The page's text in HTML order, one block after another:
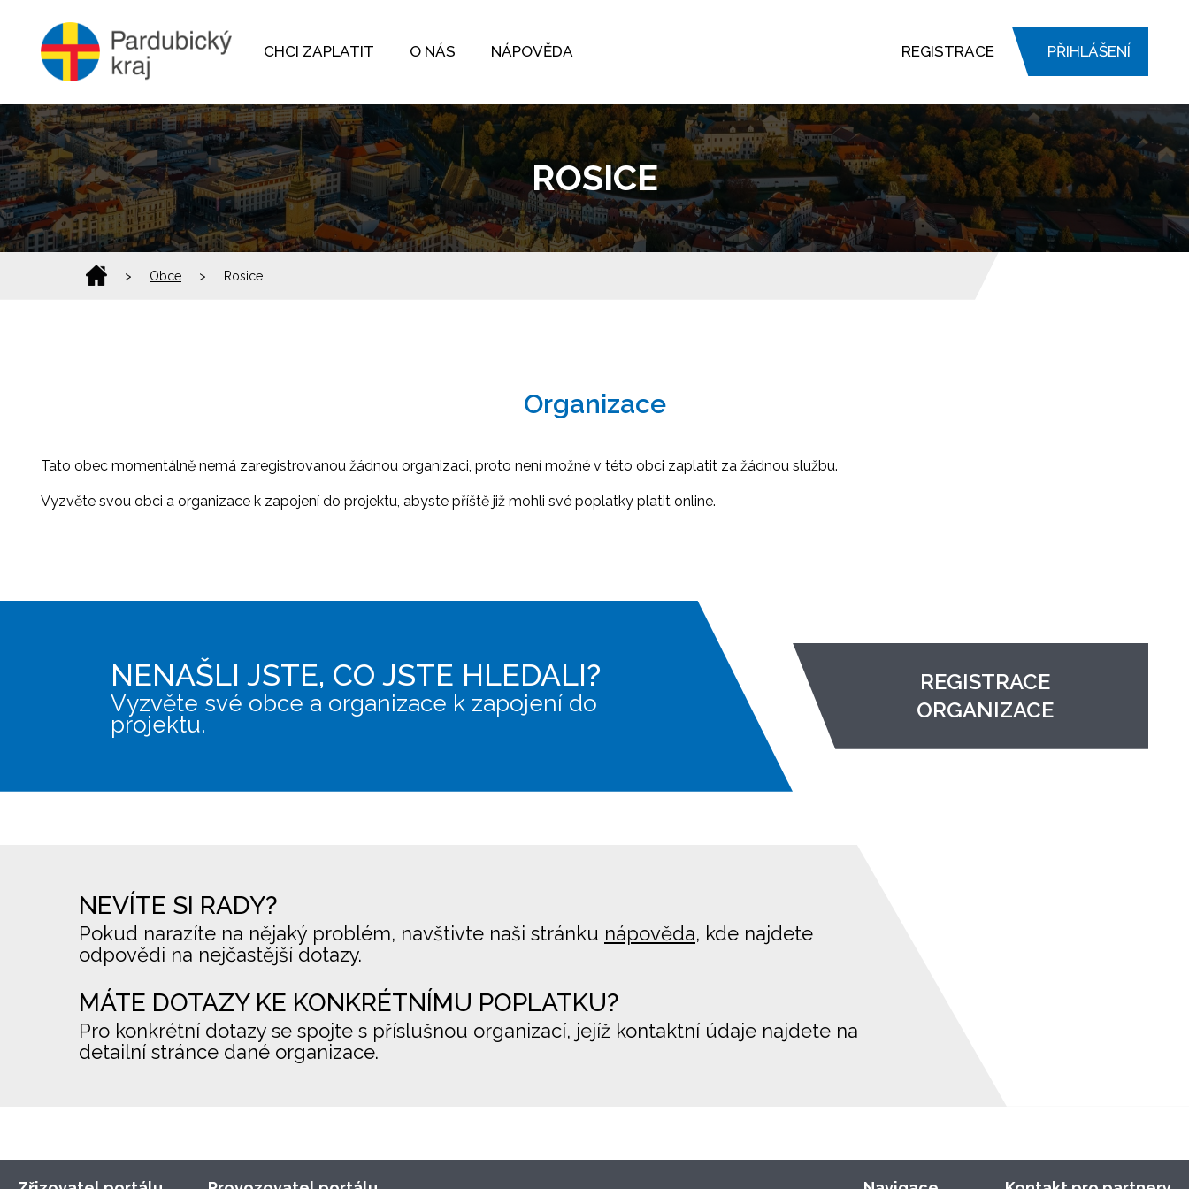
CHCI ZAPLATIT O NÁS NÁPOVĚDA REGISTRACE PŘIHLÁŠENÍ
ROSICE
> Obce > Rosice
Organizace
Tato obec momentálně nemá zaregistrovanou žádnou organizaci, proto není možné v této obci zaplatit za žádnou službu.
Vyzvěte svou obci a organizace k zapojení do projektu, abyste příště již mohli své poplatky platit online.
NENAŠLI JSTE, CO JSTE HLEDALI?
Vyzvěte své obce a organizace k zapojení do
projektu.
REGISTRACE
ORGANIZACE
NEVÍTE SI RADY?
Pokud narazíte na nějaký problém, navštivte naši stránku nápověda, kde najdete
odpovědi na nejčastější dotazy.
MÁTE DOTAZY KE KONKRÉTNÍMU POPLATKU?
Pro konkrétní dotazy se spojte s příslušnou organizací, jejíž kontaktní údaje najdete na
detailní stránce dané organizace.